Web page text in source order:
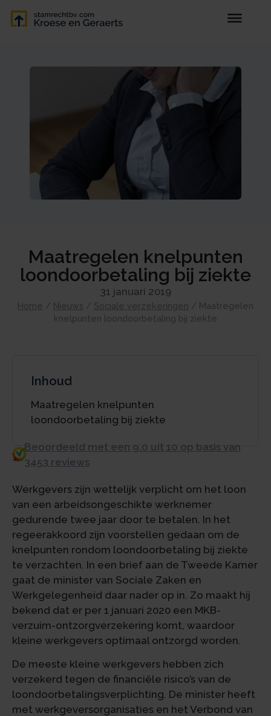
Maatregelen knelpunten
loondoorbetaling bij ziekte
31 januari 2019
Home / Nieuws / Sociale verzekeringen / Maatregelen
knelpunten loondoorbetaling bij ziekte
Inhoud
Maatregelen knelpunten
loondoorbetaling bij ziekte
Beoordeeld met een 9.0 uit 10 op basis van
3453 reviews
Werkgevers zijn wettelijk verplicht om het loon
van een arbeidsongeschikte werknemer
gedurende twee jaar door te betalen. In het
regeerakkoord zijn voorstellen gedaan om de
knelpunten rondom loondoorbetaling bij ziekte
te verzachten. In een brief aan de Tweede Kamer
gaat de minister van Sociale Zaken en
Werkgelegenheid daar nader op in. Zo maakt hij
bekend dat er per 1 januari 2020 een MKB-
verzuim-ontzorgverzekering komt, waardoor
kleine werkgevers optimaal ontzorgd worden.
De meeste kleine werkgevers hebben zich
verzekerd tegen de financiële risico’s van de
loondoorbetalingsverplichting. De minister heeft
met werkgeversorganisaties en het Verbond van